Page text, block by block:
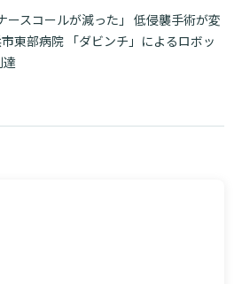
内
ービス
の開示について
プライバシーポリシー
ースコールが減った」 低侵襲手術が変
東部病院 「ダビンチ」によるロボッ
達